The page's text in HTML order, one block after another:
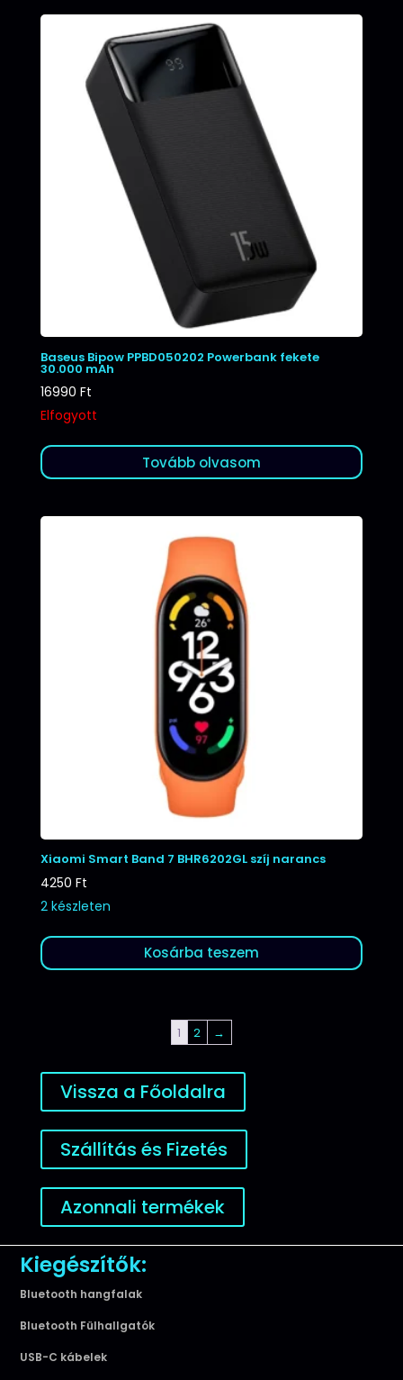
Baseus Bipow PPBD050202 Powerbank fekete
30.000 mAh
16990 Ft
Elfogyott
Tovább olvasom
Xiaomi Smart Band 7 BHR6202GL szíj narancs
4250 Ft
2 készleten
Kosárba teszem
1 2 →
Vissza a Főoldalra
Szállítás és Fizetés
Azonnali termékek
Kiegészítők:
Bluetooth hangfalak
Bluetooth Fülhallgatók
USB-C kábelek